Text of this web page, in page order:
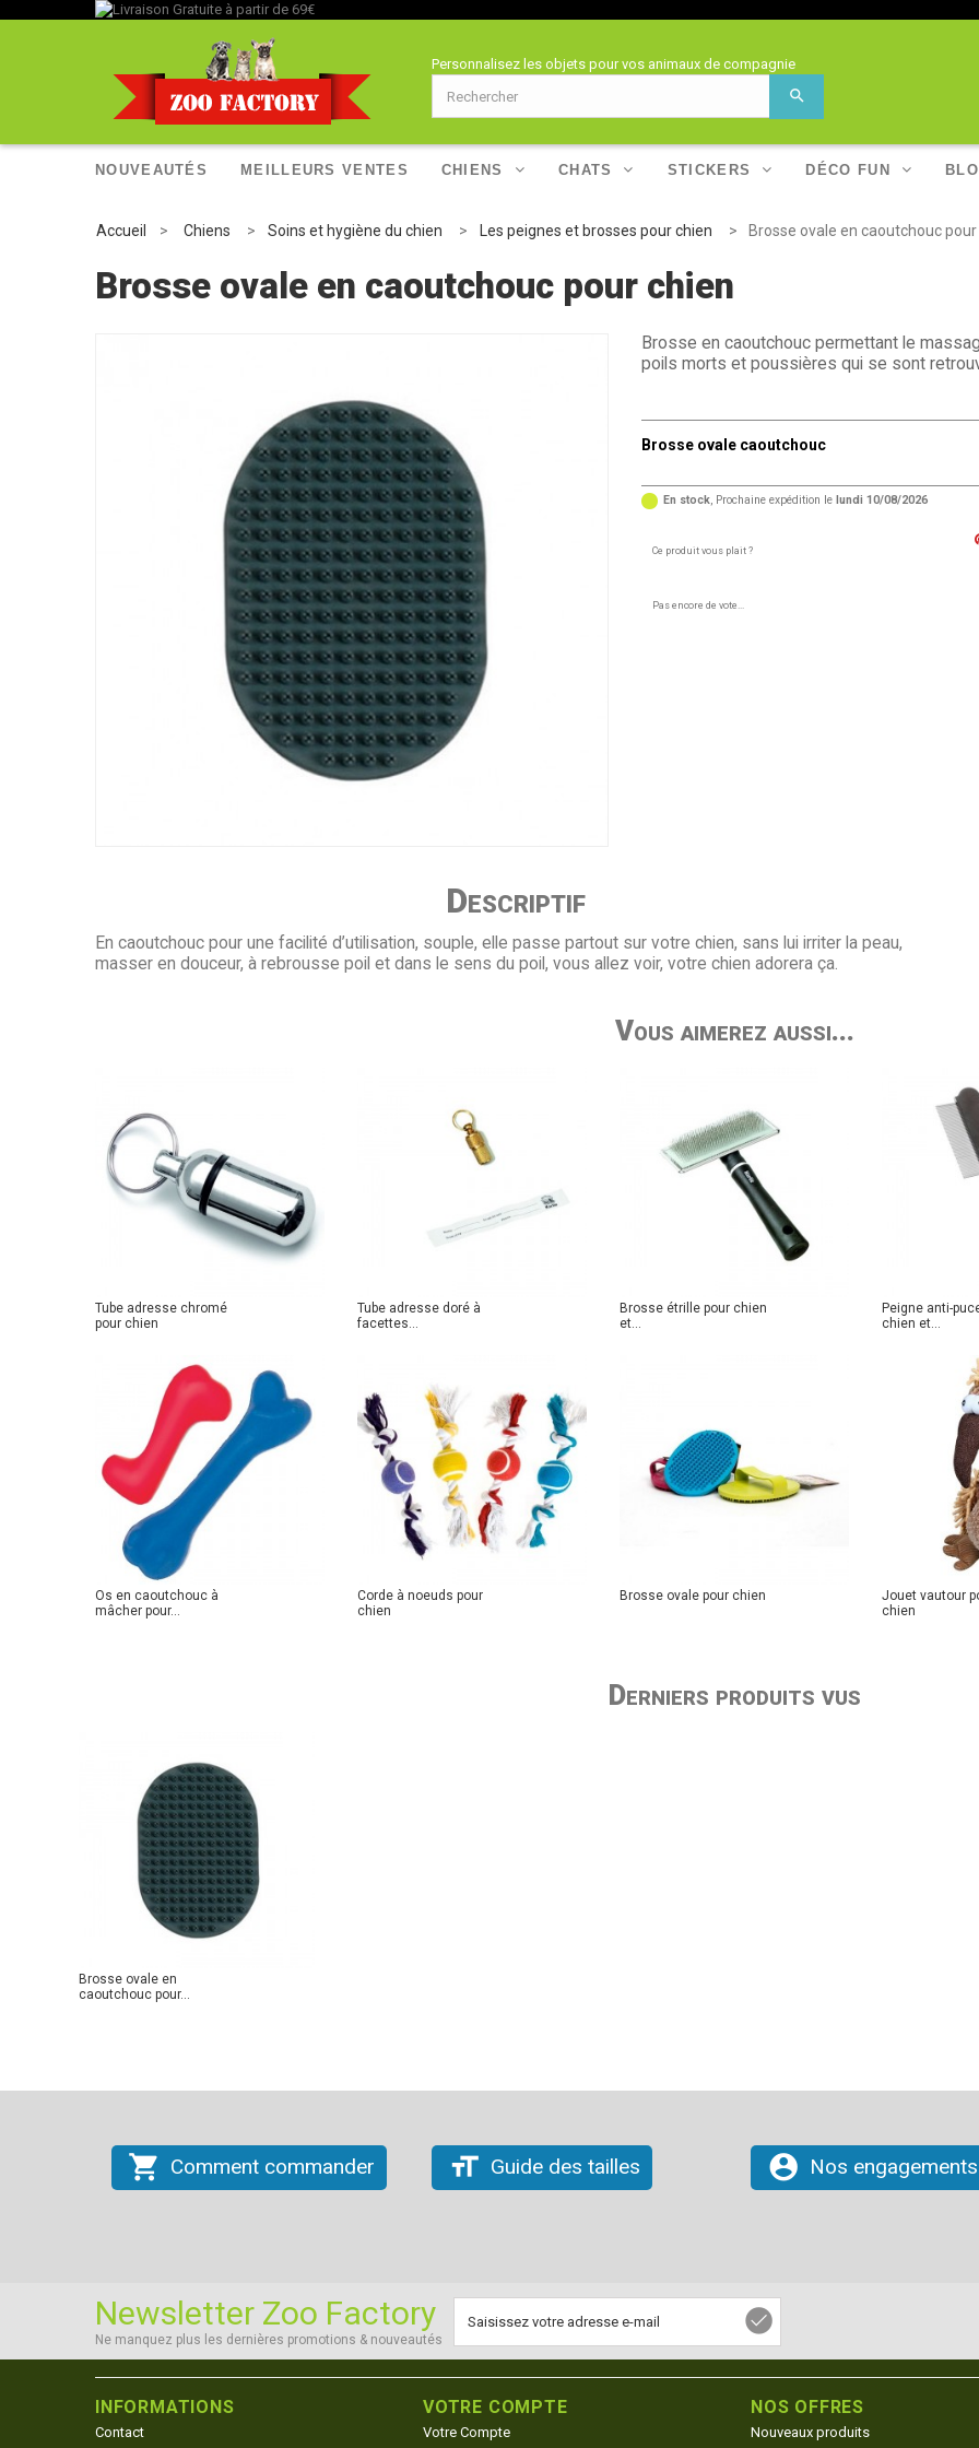
Personnalisez les objets pour vos animaux de compagnie
NOUVEAUTÉS MEILLEURS VENTES CHIENS CHATS STICKERS DÉCO FUN
Accueil > Chiens > Soins et hygiène du chien > Les peignes et brosses pour chien > Brosse ovale en caoutchouc
Brosse ovale en caoutchouc pour chien
Brosse en caoutchouc permettant le
poils morts et poussières qui se sont
Brosse ovale caoutchouc
En stock , Prochaine expédition le lundi 10/08/2026
Ce produit vous plait ?
Pas encore de vote...
Descriptif
En caoutchouc pour une facilité d’utilisation, souple, elle passe partout sur votre chien, sans lui irriter la peau,
masser en douceur, à rebrousse poil et dans le sens du poil, vous allez voir, votre chien adorera ça.
Vous aimerez aussi...
Tube adresse chromé
pour chien
Tube adresse doré à
facettes...
Brosse étrille pour chien
et...
Peigne anti-
chien et...
Os en caoutchouc à
mâcher pour...
Corde à noeuds pour
chien
Brosse ovale pour chien
Jouet vautour
chien
Derniers produits vus
Brosse ovale en
caoutchouc pour...
shopping_cart Comment commander format_size Guide des tailles account_circle Nos engagements
Newsletter Zoo Factory
Ne manquez plus les dernières promotions & nouveautés
INFORMATIONS
Contact
VOTRE COMPTE
Votre Compte
NOS OFFRES
Nouveaux produits